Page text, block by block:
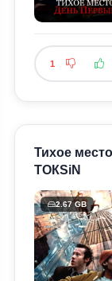
1
Тихое
ТОКSiN
2.67 GB